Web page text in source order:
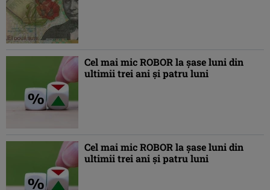
Cel mai mic ROBOR la şase luni din
ultimii trei ani şi patru luni
Cel mai mic ROBOR la şase luni din
ultimii trei ani şi patru luni